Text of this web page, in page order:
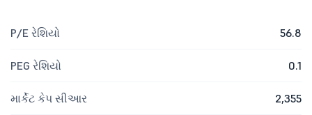
P/E રેશિયો 56.8
PEG રેશિયો 0.1
માર્કેટ કેપ સીઆર 2,355